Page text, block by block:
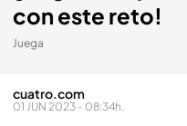
con este reto!
Juega
cuatro.com
01 JUN 2023 - 08:34h.